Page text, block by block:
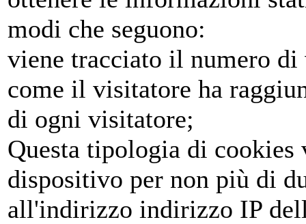
modi che seguono:
viene tracciato il numero
come il visitatore ha
di ogni visitatore;
Questa tipologia di
dispositivo per non più di
all'indirizzo indirizzo IP